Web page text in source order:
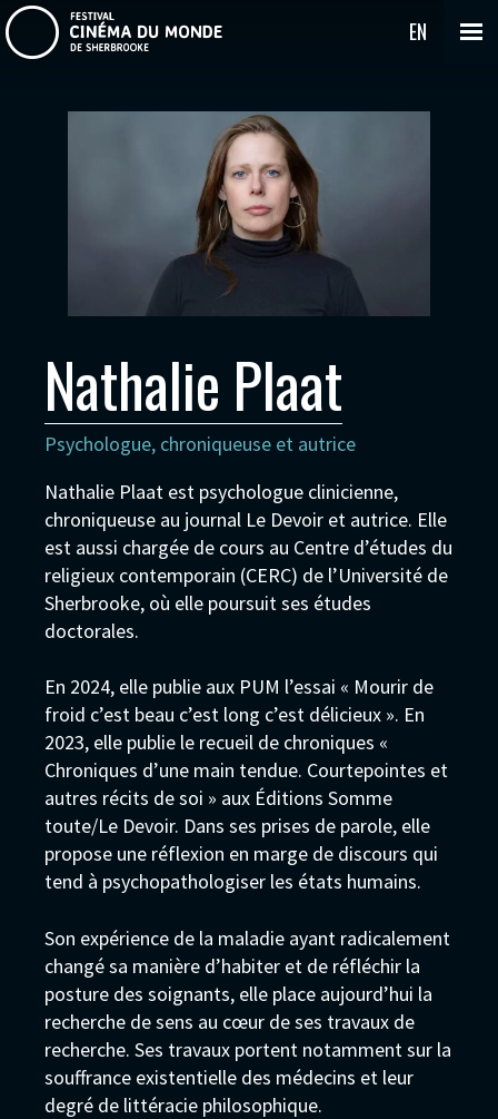
EN
Nathalie Plaat
Psychologue, chroniqueuse et autrice
Nathalie Plaat est psychologue clinicienne,
chroniqueuse au journal Le Devoir et autrice. Elle
est aussi chargée de cours au Centre d’études du
religieux contemporain (CERC) de l’Université de
Sherbrooke, où elle poursuit ses études
doctorales.
En 2024, elle publie aux PUM l’essai « Mourir de
froid c’est beau c’est long c’est délicieux ». En
2023, elle publie le recueil de chroniques «
Chroniques d’une main tendue. Courtepointes et
autres récits de soi » aux Éditions Somme
toute/Le Devoir. Dans ses prises de parole, elle
propose une réflexion en marge de discours qui
tend à psychopathologiser les états humains.
Son expérience de la maladie ayant radicalement
changé sa manière d’habiter et de réfléchir la
posture des soignants, elle place aujourd’hui la
recherche de sens au cœur de ses travaux de
recherche. Ses travaux portent notamment sur la
souffrance existentielle des médecins et leur
degré de littéracie philosophique.